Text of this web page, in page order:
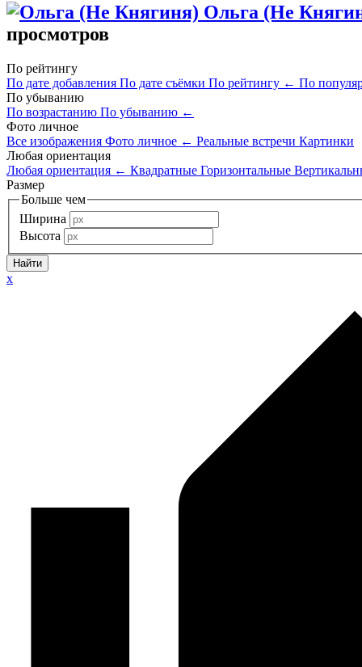
Ольга (Не
просмотров
По рейтингу
По дате добавления По дате съёмки По рейтингу ← По
По убыванию
По возрастанию По убыванию ←
Фото личное
Все изображения Фото личное ← Реальные встречи Картинки
Любая ориентация
Любая ориентация ← Квадратные Горизонтальные
Размер
Больше чем
Ширина
Высота
x